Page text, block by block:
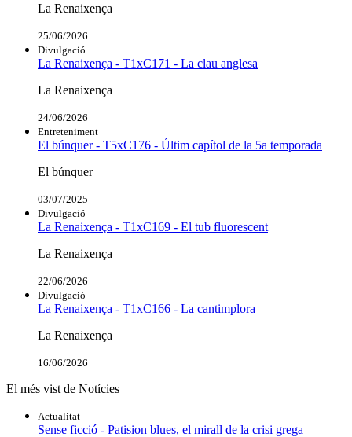
La Renaixença
25/06/2026
Divulgació
La Renaixença - T1xC171 - La clau anglesa
La Renaixença
24/06/2026
Entreteniment
El búnquer - T5xC176 - Últim capítol de la 5a temporada
El búnquer
03/07/2025
Divulgació
La Renaixença - T1xC169 - El tub fluorescent
La Renaixença
22/06/2026
Divulgació
La Renaixença - T1xC166 - La cantimplora
La Renaixença
16/06/2026
El més vist de Notícies
Actualitat
Sense ficció - Patision blues, el mirall de la crisi grega